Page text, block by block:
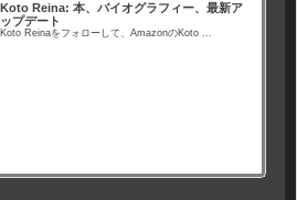
Koto Reina: 本、バイオグラフィー、最新ア
ップデート
Koto Reinaをフォローして、AmazonのKoto ...